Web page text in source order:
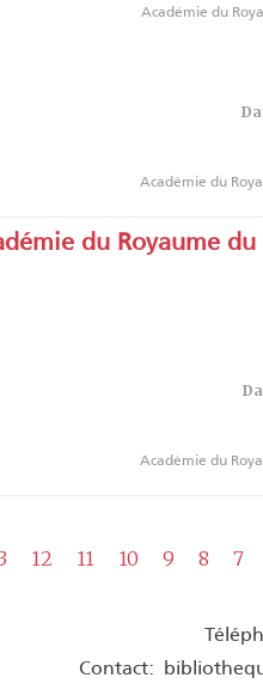
Académie du
Académie du
du Royaume
Académie du
7
8
9
10
11
12
Contact: